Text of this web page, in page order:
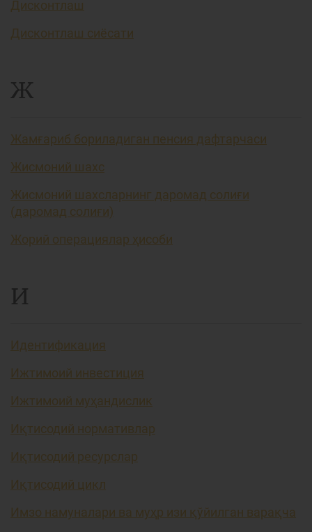
Дисконтлаш
Дисконтлаш сиёсати
Ж
Жамғариб бориладиган пенсия дафтарчаси
Жисмоний шахс
Жисмоний шахсларнинг даромад солиғи
(даромад солиғи)
Жорий операциялар ҳисоби
И
Идентификация
Ижтимоий инвестиция
Ижтимоий муҳандислик
Иқтисодий нормативлар
Иқтисодий ресурслар
Иқтисодий цикл
Имзо намуналари ва муҳр изи қўйилган варақча